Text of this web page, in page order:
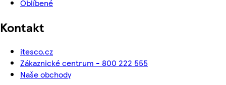
Oblíbené
Kontakt
itesco.cz
Zákaznické centrum - 800 222 555
Naše obchody